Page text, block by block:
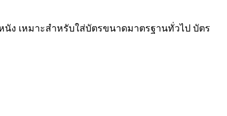
ง เหมาะสำหรับใส่บัตรขนาดมาตรฐานทั่วไป บัตร